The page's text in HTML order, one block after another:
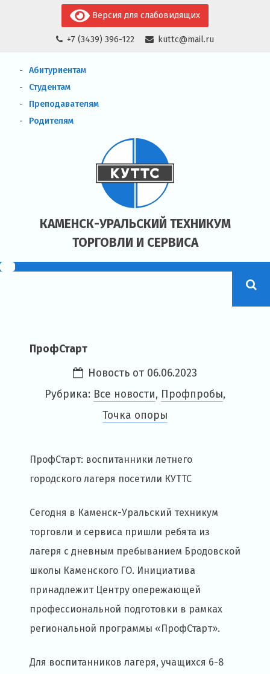
+7 (3439) 396-122 kuttc@mail.ru
Версия для слабовидящих
КАМЕНСК-УРАЛЬСКИЙ ТЕХНИКУМ
ТОРГОВЛИ И СЕРВИСА
Абитуриентам
Студентам
Преподавателям
Родителям
ПрофСтарт
Новость от 06.06.2023
Рубрика: Все новости, Профпробы,
Точка опоры
ПрофСтарт: воспитанники летнего
городского лагеря посетили КУТТС
Сегодня в Каменск-Уральский техникум
торговли и сервиса пришли ребята из
лагеря с дневным пребыванием Бродовской
школы Каменского ГО. Инициатива
принадлежит Центру опережающей
профессиональной подготовки в рамках
региональной программы «ПрофСтарт».
Для воспитанников лагеря, учащихся 6-8